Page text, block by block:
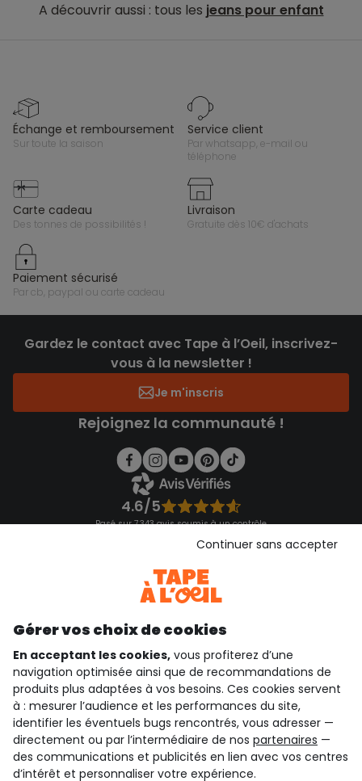
A découvrir aussi : tous les jeans pour enfant
échange et remboursement
sur toute la saison
service client
par whatsapp, e-mail ou
téléphone
carte cadeau
des tonnes de possibilités !
livraison
gratuite dès 10€ d'achats
paiement sécurisé
par cb, paypal ou carte cadeau
Gardez le contact avec Tape à l’Oeil, inscrivez-
vous à la newsletter !
Je m'inscris
Rejoignez la communauté !
4.6/5
Basé sur 7 343 avis soumis à un contrôle
Consulter les CGU
qui sommes-nous ?
besoin d'aide ?
le club fidélité
Gérer vos choix de cookies
En acceptant les cookies, vous profiterez d’une
navigation optimisée ainsi que de recommandations de
produits plus adaptées à vos besoins. Ces cookies servent
à : mesurer l’audience et les performances du site,
identifier les éventuels bugs rencontrés, vous adresser —
directement ou par l’intermédiaire de nos partenaires —
des communications et publicités en lien avec vos centres
d’intérêt et personnaliser votre expérience.
Continuer sans accepter